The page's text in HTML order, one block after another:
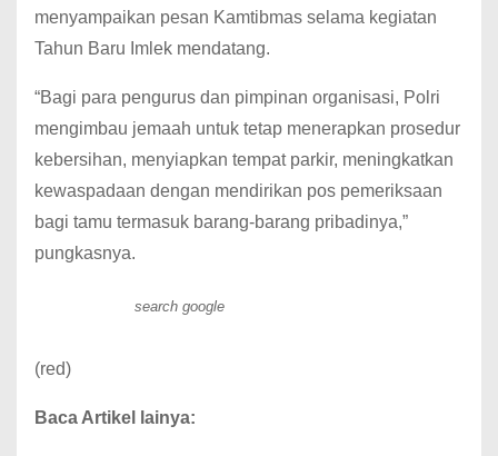
menyampaikan pesan Kamtibmas selama kegiatan
Tahun Baru Imlek mendatang.
“Bagi para pengurus dan pimpinan organisasi, Polri
mengimbau jemaah untuk tetap menerapkan prosedur
kebersihan, menyiapkan tempat parkir, meningkatkan
kewaspadaan dengan mendirikan pos pemeriksaan
bagi tamu termasuk barang-barang pribadinya,”
pungkasnya.
search google
(red)
Baca Artikel lainya: